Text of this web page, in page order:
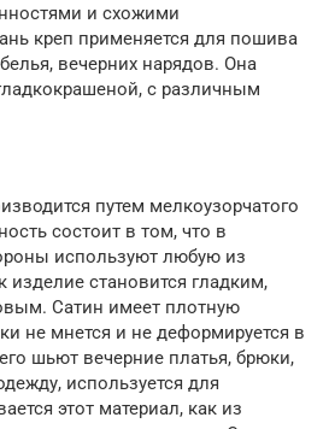
и схожими
креп применяется для пошива
вечерних нарядов. Она
с различным
путем мелкоузорчатого
состоит в том, что в
используют любую из
изделие становится гладким,
Сатин имеет плотную
не мнется и не деформируется в
шьют вечерние платья, брюки,
используется для
этот материал, как из